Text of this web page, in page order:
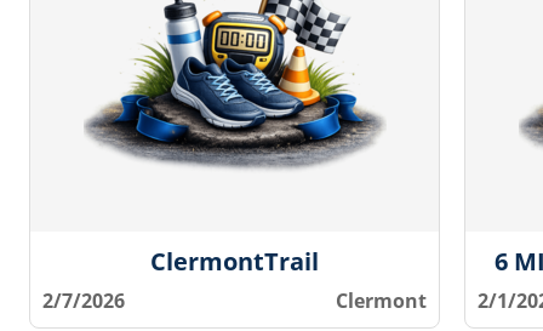
ClermontTrail
2/7/2026 Clermont
6
2/1/